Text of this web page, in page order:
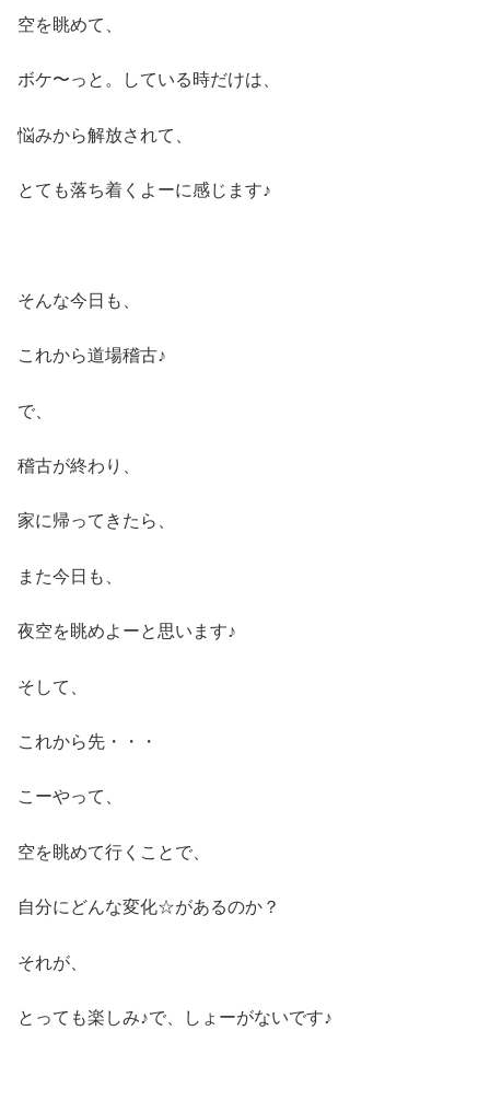
空を眺めて、
ボケ〜っと。している時だけは、
悩みから解放されて、
とても落ち着くよーに感じます♪
そんな今日も、
これから道場稽古♪
で、
稽古が終わり、
家に帰ってきたら、
また今日も、
夜空を眺めよーと思います♪
そして、
これから先・・・
こーやって、
空を眺めて行くことで、
自分にどんな変化☆があるのか？
それが、
とっても楽しみ♪で、しょーがないです♪